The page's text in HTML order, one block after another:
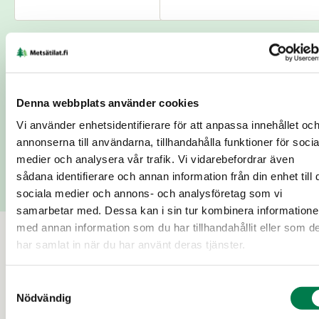
Denna webbplats använder cookies
Vi använder enhetsidentifierare för att anpassa innehållet och
annonserna till användarna, tillhandahålla funktioner för
medier och analysera vår trafik. Vi vidarebefordrar även
sådana identifierare och annan information från din enhet till
sociala medier och annons- och analysföretag som vi
samarbetar med. Dessa kan i sin tur kombinera
med annan information som du har tillhandahållit eller som
har samlat in när du har använt deras tjänster.
Nödvändig
E-postadress * Ort *
Lägg till meddelande
Skicka
Till salu
18 d